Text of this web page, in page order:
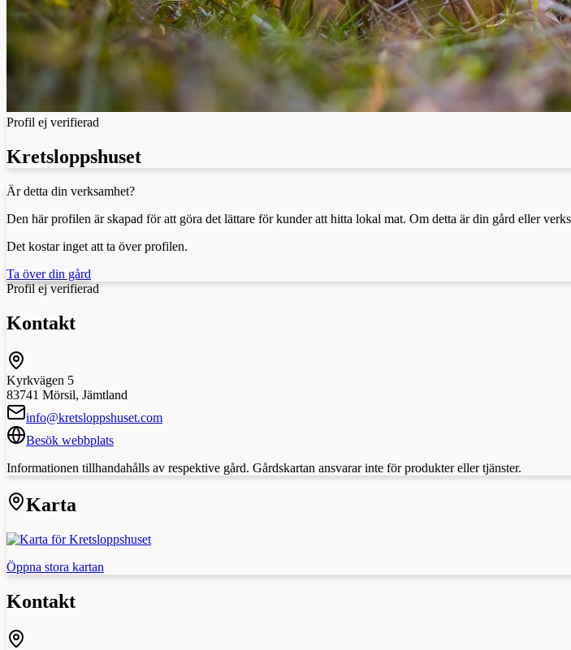
Profil ej verifierad
Kretsloppshuset
Är detta din verksamhet?
Den här profilen är skapad för att göra det lättare för kunder att hitta lokal mat. Om detta är din gård eller
Det kostar inget att ta över profilen.
Ta över din gård
Profil ej verifierad
Kontakt
Kyrkvägen 5
83741 Mörsil, Jämtland
info@kretsloppshuset.com
Besök webbplats
Informationen tillhandahålls av respektive gård. Gårdskartan ansvarar inte för produkter eller tjänster.
Karta
Öppna stora kartan
Kontakt